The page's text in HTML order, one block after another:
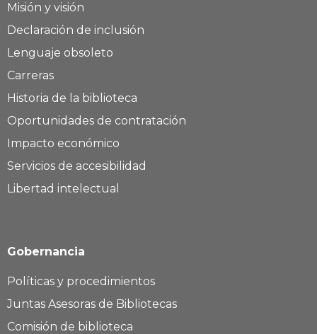
Misión y visión
Declaración de inclusión
Lenguaje obsoleto
Carreras
Historia de la biblioteca
Oportunidades de contratación
Impacto económico
Servicios de accesibilidad
Libertad intelectual
Gobernancia
Políticas y procedimientos
Juntas Asesoras de Bibliotecas
Comisión de biblioteca